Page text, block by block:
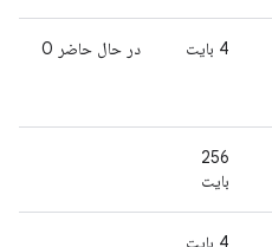
4 بایت در حال حاضر 0
256
بایت
4 بایت